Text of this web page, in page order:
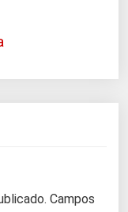
Campos